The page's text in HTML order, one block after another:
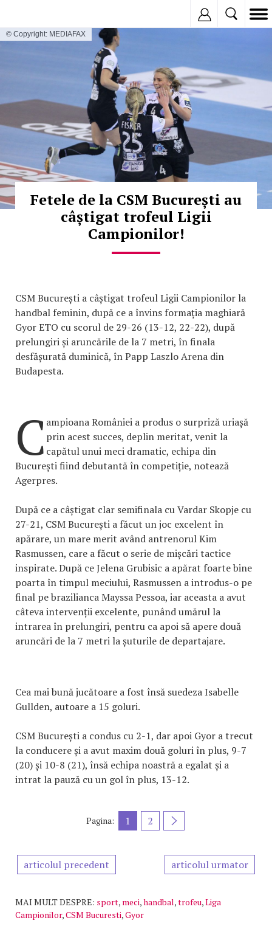
© Copyright: MEDIAFAX
Fetele de la CSM București au
câștigat trofeul Ligii
Campionilor!
CSM București a câștigat trofeul Ligii Campionilor la
handbal feminin, după ce a învins formația maghiară
Gyor ETO cu scorul de 29-26 (13-12, 22-22), după
prelungiri și aruncările de la 7 metri, în finala
desfășurată duminică, în Papp Laszlo Arena din
Budapesta.
C ampioana României a produs o surpriză uriașă
prin acest succes, deplin meritat, venit la
capătul unui meci dramatic, echipa din
București fiind debutantă în competiție, notează
Agerpres.
După ce a câștigat clar semifinala cu Vardar Skopje cu
27-21, CSM București a făcut un joc excelent în
apărare, un mare merit având antrenorul Kim
Rasmussen, care a făcut o serie de mișcări tactice
inspirate. După ce Jelena Grubisic a apărat foarte bine
poarta în timpul meciului, Rasmussen a introdus-o pe
final pe brazilianca Mayssa Pessoa, iar aceasta a avut
câteva intervenții excelente, punând umărul la
intrarea în prelungiri, pentru ca apoi să apere două
aruncări de la 7 metri la șuturile de departajare.
Cea mai bună jucătoare a fost însă suedeza Isabelle
Gullden, autoare a 15 goluri.
CSM București a condus cu 2-1, dar apoi Gyor a trecut
la conducere și a avut maxim două goluri în plus, 9-7
(20) și 10-8 (21), însă echipa noastră a egalat și a
intrat la pauză cu un gol în plus, 13-12.
Pagina: 1 2
articolul precedent articolul urmator
MAI MULT DESPRE: sport, meci,handbal,trofeu,Liga
Campionilor,CSM Bucuresti,Gyor